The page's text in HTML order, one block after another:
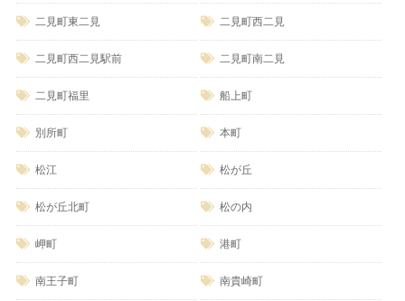
二見町東二見 二見町西二見
二見町西二見駅前 二見町南二見
二見町福里 船上町
別所町 本町
松江 松が丘
松が丘北町 松の内
岬町 港町
南王子町 南貴崎町